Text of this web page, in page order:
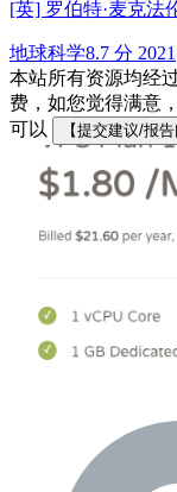
[英] 罗伯特·麦克法
地球科学8.7 分 2021
本站所有资源均经
费，如您觉得满意
可以
【提交建议/报告